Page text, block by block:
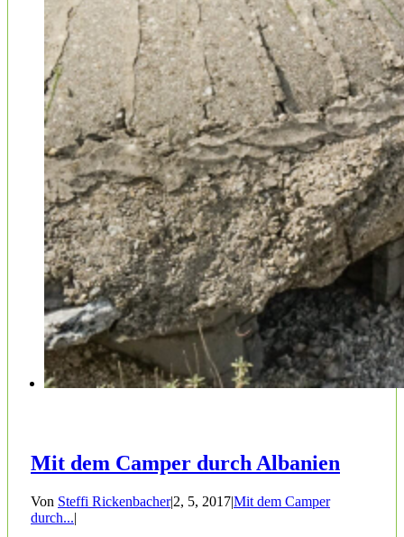
Mit dem Camper durch Albanien
Von Steffi Rickenbacher|2, 5, 2017|Mit dem Camper
durch...|